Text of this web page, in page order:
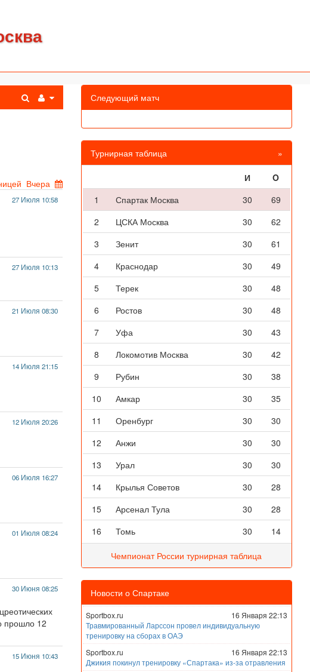
Вчера
27 Июля 10:58
27 Июля 10:13
21 Июля 08:30
14 Июля 21:15
12 Июля 20:26
06 Июля 16:27
01 Июля 08:24
30 Июня 08:25
прошло 12
15 Июня 10:43
Следующий матч
Турнирная таблица »
И
O
1
Спартак Москва 30
69
2
ЦСКА Москва 30
62
3
Зенит 30
61
4
Краснодар 30
49
5
Терек 30
48
6
Ростов 30
48
7
Уфа 30
43
8
Локомотив Москва 30
42
9
Рубин 30
38
10
Амкар 30
35
11
Оренбург 30
30
12
Анжи 30
30
13
Урал 30
30
14
Крылья Советов 30
28
15
Арсенал Тула 30
28
16
Томь 30 14
Чемпионат России турнирная таблица
Новости о Спартаке
Sportbox.ru
16 Января 22:13
Травмированный Ларссон провел индивидуальную
тренировку на сборах в ОАЭ
Sportbox.ru
16 Января 22:13
Джикия покинул тренировку «Спартака» из-за отравления